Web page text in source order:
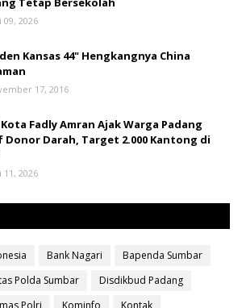
09, 2026
Kansas 44" Hengkangnya China
17, 2016
Fadly Amran Ajak Warga Padang
Darah, Target 2.000 Kantong di
11, 2026
Bank Nagari
Bapenda Sumbar
Polda Sumbar
Disdikbud Padang